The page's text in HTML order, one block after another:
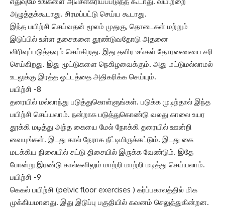
அழுத்தக்கூடாது. சிரமப்பட்டு செய்ய கூடாது.
இந்த பயிற்சி செய்வதன் மூலம் முதுகு, தொடைகள் மற்றும்
இடுப்பில் உள்ள தசைகளை தூண்டுவதோடு அதனை
விரிவுப்படுத்தவும் செய்கிறது. இது தவிர உங்கள் தோரணையை சரி
செய்கிறது. இது மூட்டுகளை நெகிழவைக்கும். அது மட்டுமல்லாமல்
உடலுக்கு இரத்த ஓட்டத்தை அதிகரிக்க செய்யும்.
பயிற்சி -8
தரையில் மல்லாந்து படுத்துகொள்ளுங்கள். படுக்க முடிந்தால் இந்த
பயிற்சி செய்யலாம். நன்றாக படுத்துகொண்டு வலது காலை உயர
தூக்கி மடித்து அந்த கையை மேல் நோக்கி தரையில் ஊன்றி
வையுங்கள். இடது கால் நேராக நீட்டியிருக்கட்டும். இடது கை
மடக்கிய நிலையில் சுட்டு திசையில் இருக்க வேண்டும். இதே
போன்று இரண்டு கால்களிலும் மாற்றி மாற்றி மடித்து செய்யலாம்.
பயிற்சி -9
கெகல் பயிற்சி (pelvic floor exercises ) கர்ப்பகாலத்தில் மிக
முக்கியமானது. இது இடுப்பு பகுதியில் கவனம் செலுத்துகின்றன.